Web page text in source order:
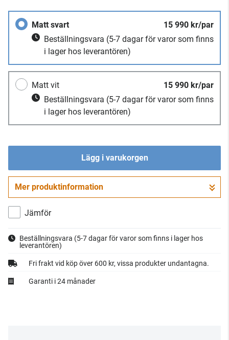
Matt svart
15 990 kr/par
Beställningsvara (5-7 dagar för varor som finns
i lager hos leverantören)
Matt vit
15 990 kr/par
Beställningsvara (5-7 dagar för varor som finns
i lager hos leverantören)
Lägg i varukorgen
Gå till kassan
Mer produktinformation
Jämför
Beställningsvara (5-7 dagar för varor som finns i lager hos
leverantören)
Fri frakt vid köp över 600 kr, vissa produkter undantagna.
Garanti i 24 månader